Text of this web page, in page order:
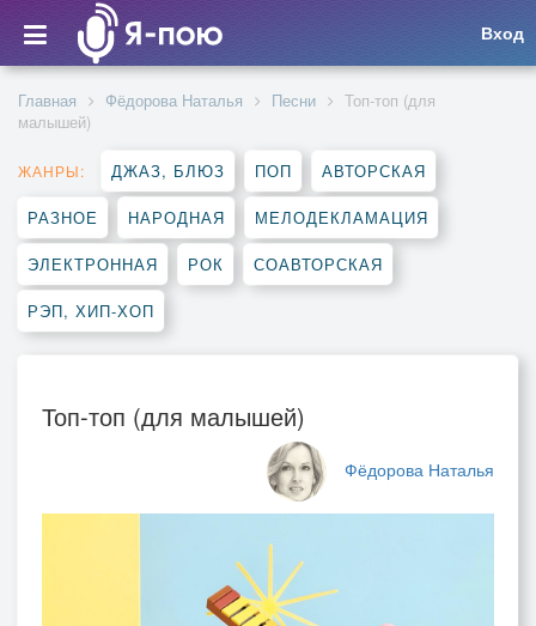
Вход
Главная Фёдорова Наталья Песни
Топ-топ (для
малышей)
ЖАНРЫ: ДЖАЗ, БЛЮЗ ПОП АВТОРСКАЯ
РАЗНОЕ НАРОДНАЯ МЕЛОДЕКЛАМАЦИЯ
ЭЛЕКТРОННАЯ РОК СОАВТОРСКАЯ
РЭП, ХИП-ХОП
Топ-топ (для малышей)
Фёдорова Наталья